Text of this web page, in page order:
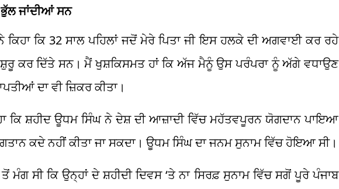
ਜਾਂਦੀਆਂ ਸਨ
ਕਿ 32 ਸਾਲ ਪਹਿਲਾਂ ਜਦੋਂ ਮੇਰੇ ਪਿਤਾ ਜੀ ਇਸ ਹਲਕੇ ਦੀ ਅਗਵਾਈ ਕਰ ਰਹੇ
ਕਰ ਦਿੱਤੇ ਸਨ। ਮੈਂ ਖੁਸ਼ਕਿਸਮਤ ਹਾਂ ਕਿ ਅੱਜ ਮੈਨੂੰ ਉਸ ਪਰੰਪਰਾ ਨੂੰ ਅੱਗੇ ਵਧਾਉਣ
ਦਾ ਵੀ ਜ਼ਿਕਰ ਕੀਤਾ।
ਕਿ ਸ਼ਹੀਦ ਊਧਮ ਸਿੰਘ ਨੇ ਦੇਸ਼ ਦੀ ਆਜ਼ਾਦੀ ਵਿੱਚ ਮਹੱਤਵਪੂਰਨ ਯੋਗਦਾਨ ਪਾਇਆ
ਕਦੇ ਨਹੀਂ ਕੀਤਾ ਜਾ ਸਕਦਾ। ਊਧਮ ਸਿੰਘ ਦਾ ਜਨਮ ਸੁਨਾਮ ਵਿੱਚ ਹੋਇਆ ਸੀ।
ਸੀ ਕਿ ਉਨ੍ਹਾਂ ਦੇ ਸ਼ਹੀਦੀ ਦਿਵਸ ‘ਤੇ ਨਾ ਸਿਰਫ਼ ਸੁਨਾਮ ਵਿੱਚ ਸਗੋਂ ਪੂਰੇ ਪੰਜਾਬ